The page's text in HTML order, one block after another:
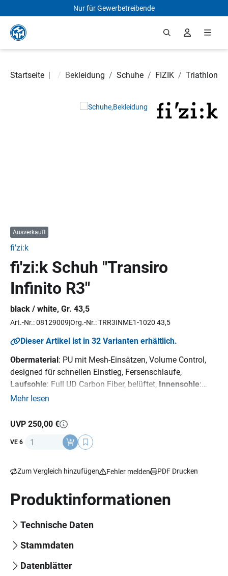
Zum Hauptinhalt springen
Nur für Gewerbetreibende
Startseite |
Fahrradteile / Bekleidung / Schuhe / FIZIK / Triathlon
Bildergalerie überspringen
Ausverkauft
fi'zi:k
fi'zi:k Schuh "Transiro
Infinito R3"
black / white, Gr. 43,5
Art.-Nr.: 08129009 Org.-Nr.: TRR3INME1-1020 43,5
Dieser Artikel ist in 32 Varianten erhältlich.
Obermaterial: PU mit Mesh-Einsätzen, Volume Control,
designed für schnellen Einstieg, Fersenschlaufe,
Laufsohle: Full UD Carbon Fiber, belüftet, Innensohle:
fi'zi:k Cycling Insole,
Mehr lesen
UVP 250,00 €
VE 6 Anzahl
Zum Vergleich hinzufügen Fehler melden PDF Drucken
Produktinformationen
Technische Daten
Stammdaten
Datenblätter